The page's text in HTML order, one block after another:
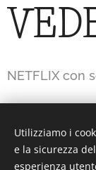
NETFLIX con
Interesting or
Utilizziamo i
e la sicurezza
esperienza